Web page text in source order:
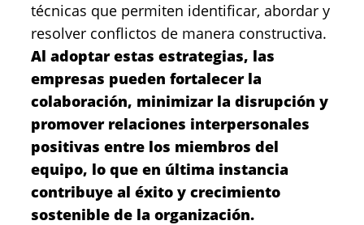
técnicas que permiten identificar, abordar y
resolver conflictos de manera constructiva.
Al adoptar estas estrategias, las
empresas pueden fortalecer la
colaboración, minimizar la disrupción y
promover relaciones interpersonales
positivas entre los miembros del
equipo, lo que en última instancia
contribuye al éxito y crecimiento
sostenible de la organización.